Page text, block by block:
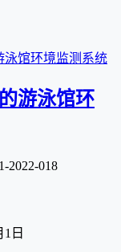
游泳馆环
2022-018
1日